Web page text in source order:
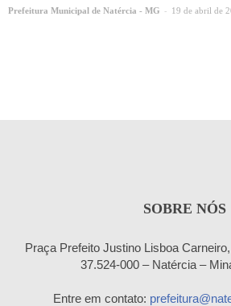
Prefeitura Municipal de Natércia - MG - 19 de abril de
SOBRE NÓS
Praça Prefeito Justino Lisboa
37.524-000 – Natércia –
Entre em contato: